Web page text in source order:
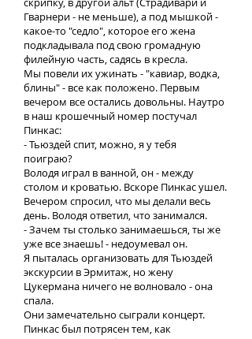
Гварнери - не меньше), а под мышкой -
какое-то "седло", которое его жена
подкладывала под свою громадную
филейную часть, садясь в кресла.
Мы повели их ужинать - "кавиар, водка,
блины" - все как положено. Первым
вечером все остались довольны. Наутро
в наш крошечный номер постучал
Пинкас:
- Тьюздей спит, можно, я у тебя
поиграю?
Володя играл в ванной, он - между
столом и кроватью. Вскоре Пинкас ушел.
Вечером спросил, что мы делали весь
день. Володя ответил, что занимался.
- Зачем ты столько занимаешься, ты же
уже все знаешь! - недоумевал он.
Я пыталась организовать для Тьюздей
экскурсии в Эрмитаж, но жену
Цукермана ничего не волновало - она
спала.
Они замечательно сыграли концерт.
Пинкас был потрясен тем, как